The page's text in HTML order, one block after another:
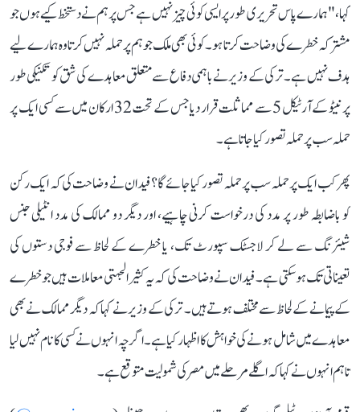
کہا، "ہمارے پاس تحریری طور پر ایسی کوئی چیز نہیں ہے جس پر ہم نے دستخط کیے ہوں جو
مشترکہ خطرے کی وضاحت کرتا ہو۔ کوئی بھی ملک جو ہم پر حملہ نہیں کرتا وہ ہمارے لیے
ہدف نہیں ہے۔ ترکی کے وزیر نے باہمی دفاع سے متعلق معاہدے کی شق کو تکنیکی طور
پر نیٹو کے آرٹیکل 5 سے مماثلت قرار دیا جس کے تحت 32 ارکان میں سے کسی ایک پر
حملہ سب پر حملہ تصور کیا جاتا ہے۔
پھر کب ایک پر حملہ سب پر حملہ تصور کیا جائے گا؟ فیدان نے وضاحت کی کہ ایک رکن
کو باضابطہ طور پر مدد کی درخواست کرنی چاہیے، اور دیگر دو ممالک کی مدد انٹیلی جنس
شیئرنگ سے لے کر لاجسٹک سپورٹ تک، یا خطرے کے لحاظ سے فوجی دستوں کی
تعیناتی تک ہوسکتی ہے۔ فیدان نے وضاحت کی کہ یہ کثیر الجہتی معاملات ہیں جو خطرے
کے پیمانے کے لحاظ سے مختلف ہوتے ہیں۔ ترکی کے وزیر نے کہا کہ دیگر ممالک نے بھی
معاہدے میں شامل ہونے کی خواہش کا اظہار کیا ہے۔ اگرچہ انہوں نے کسی کا نام نہیں لیا
تاہم انہوں نے کہا کہ اگلے مرحلے میں مصر کی شمولیت متوقع ہے۔